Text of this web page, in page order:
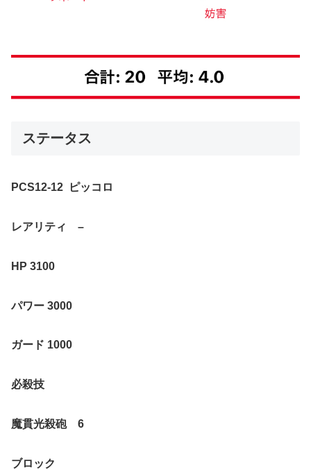
ステータス
PCS12-12 ピッコロ
レアリティ –
HP 3100
パワー 3000
ガード 1000
必殺技
魔貫光殺砲 6
ブロック